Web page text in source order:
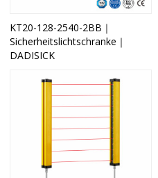
KT20-128-2540-2BB｜
Sicherheitslichtschranke｜
DADISICK